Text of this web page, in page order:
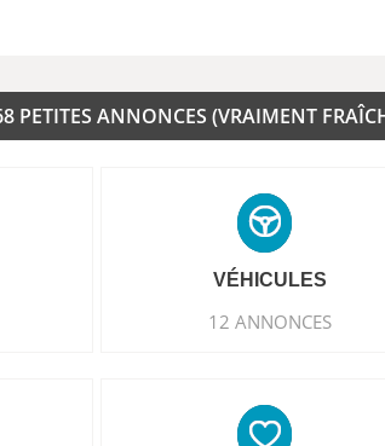
PETITES ANNONCES (VRAIMENT
VÉHICULES
12 ANNONCES